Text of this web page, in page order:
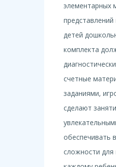
элементарных
детей
комплекта
счетные
заданиями,
сделают
обеспечивать
сложности для